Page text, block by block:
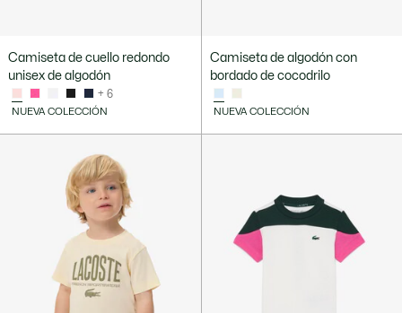
Camiseta de cuello redondo
unisex de algodón
+ 6
NUEVA COLECCIÓN
Camiseta de algodón con
bordado de cocodrilo
NUEVA COLECCIÓN